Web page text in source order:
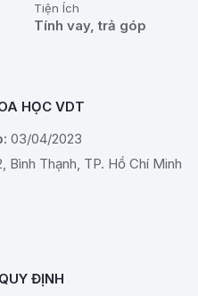
Tiện Ích
Tính vay, trả góp
HỌC VDT
03/04/2023
Bình Thạnh, TP. Hồ Chí Minh
QUY ĐỊNH